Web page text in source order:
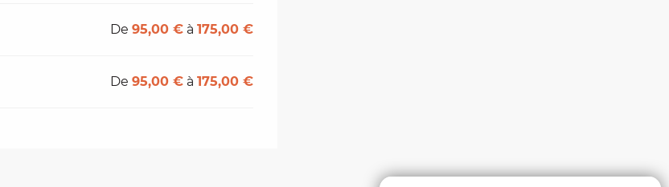
De95,00 € à175,00 €
De95,00 € à175,00 €